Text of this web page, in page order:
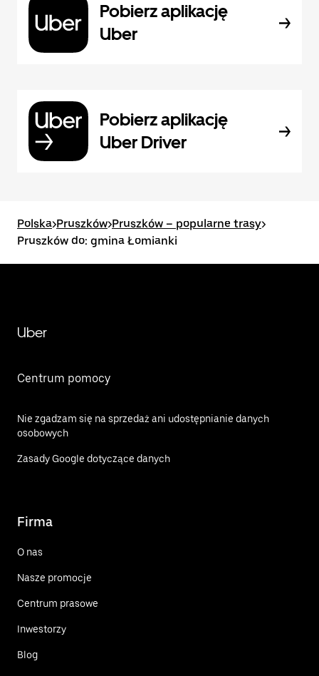
Pobierz aplikację
Uber
Pobierz aplikację
Uber Driver
Polska>Pruszków>Pruszków – popularne trasy>
Pruszków do: gmina Łomianki
Uber
Centrum pomocy
Nie zgadzam się na sprzedaż ani udostępnianie danych
osobowych
Zasady Google dotyczące danych
Firma
O nas
Nasze promocje
Centrum prasowe
Inwestorzy
Blog